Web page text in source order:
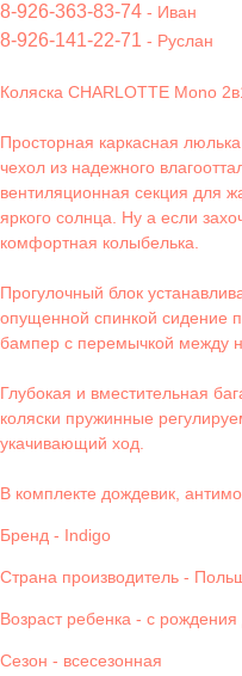
8-926-363-83-74 - Иван
8-926-141-22-71 - Руслан
Коляска CHARLOTTE Mono
Просторная каркасная
чехол из надежного
вентиляционная секция для
яркого солнца. Ну а если
комфортная колыбелька.
Прогулочный блок
опущенной спинкой сидение
бампер с перемычкой между
Глубокая и вместительная
коляски пружинные
укачивающий ход.
В комплекте дождевик,
Бренд - Indigo
Страна производитель -
Возраст ребенка - с рождения
Сезон - всесезонная